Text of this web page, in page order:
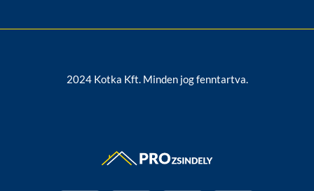
2024 Kotka Kft. Minden jog fenntartva.